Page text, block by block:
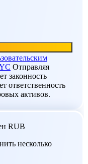
Отправляя
законность
ответственность
активов.
RUB
несколько